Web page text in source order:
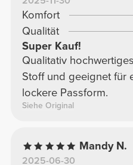
Komfort
Qualität
Super Kauf!
Qualitativ
Stoff und geeignet für
lockere Passform.
Siehe Original
Mandy N.
2025-06-30